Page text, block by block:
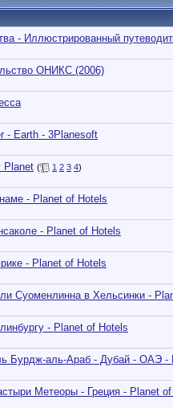
- Иллюстрированный
ОНИКС (2006)
- Earth - 3Planesoft
Planet ( 1 2 3 4)
- Planet of Hotels
- Planet of Hotels
- Planet of Hotels
Суоменлинна в Хельсинки -
- Planet of Hotels
Бурдж-аль-Араб - Дубай - ОАЭ -
Метеоры - Греция - Planet